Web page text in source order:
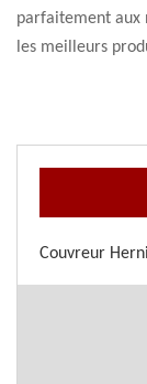
parfaitement aux
les meilleurs
Couvreur